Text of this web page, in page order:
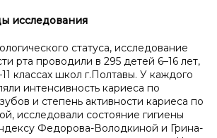
исследования
статуса, исследование
рта проводили в 295 детей 6–16 лет,
классах школ г.Полтавы. У каждого
интенсивность кариеса по
и степень активности кариеса по
исследовали состояние гигиены
Федорова-Володкиной и Грина-